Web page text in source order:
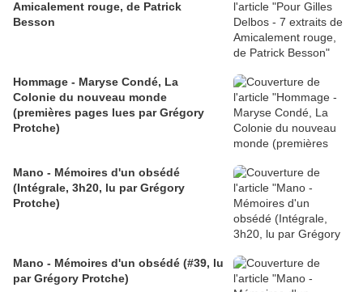
Amicalement rouge, de Patrick
Besson
Hommage - Maryse Condé, La
Colonie du nouveau monde
(premières pages lues par Grégory
Protche)
Mano - Mémoires d'un obsédé
(Intégrale, 3h20, lu par Grégory
Protche)
Mano - Mémoires d'un obsédé (#39, lu
par Grégory Protche)